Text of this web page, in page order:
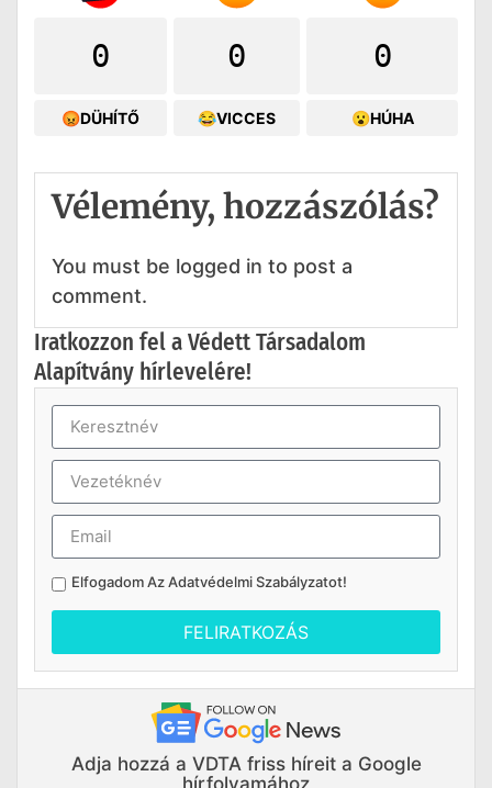
0
😡DÜHÍTŐ
0
😂VICCES
0
😮HÚHA
Vélemény, hozzászólás?
You must be logged in to post a
comment.
Iratkozzon fel a Védett Társadalom
Alapítvány hírlevelére!
Elfogadom AzAdatvédelmi Szabályzatot!
FELIRATKOZÁS
Adja hozzá a VDTA friss híreit a Google
hírfolyamához